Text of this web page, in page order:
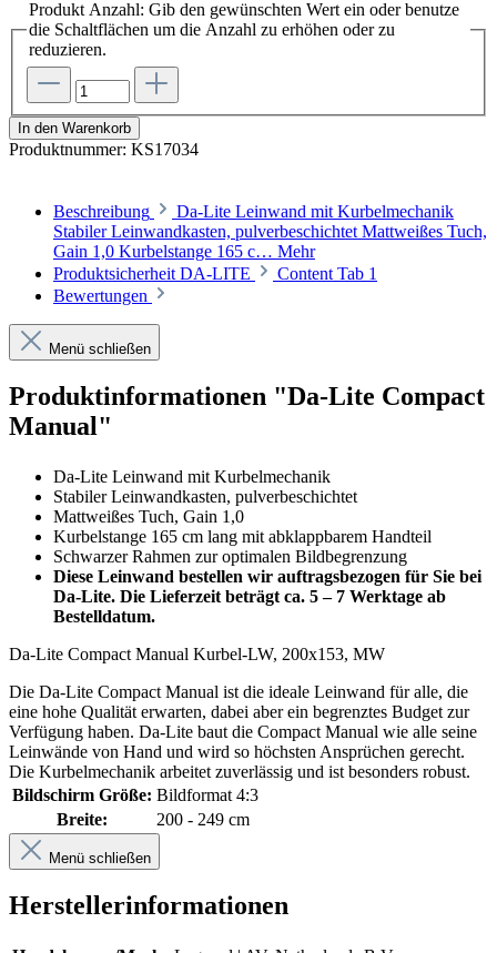
Produkt Anzahl: Gib den gewünschten Wert ein oder benutze
die Schaltflächen um die Anzahl zu erhöhen oder zu
reduzieren.
In den Warenkorb
Produktnummer: KS17034
Beschreibung
Da-Lite Leinwand mit Kurbelmechanik
Stabiler Leinwandkasten, pulverbeschichtet Mattweißes Tuch,
Gain 1,0 Kurbelstange 165 c… Mehr
Produktsicherheit DA-LITE
Content Tab 1
Bewertungen
Menü schließen
Produktinformationen "Da-Lite Compact
Manual"
Da-Lite Leinwand mit Kurbelmechanik
Stabiler Leinwandkasten, pulverbeschichtet
Mattweißes Tuch, Gain 1,0
Kurbelstange 165 cm lang mit abklappbarem Handteil
Schwarzer Rahmen zur optimalen Bildbegrenzung
Diese Leinwand bestellen wir auftragsbezogen für Sie bei
Da-Lite. Die Lieferzeit beträgt ca. 5 – 7 Werktage ab
Bestelldatum.
Da-Lite Compact Manual Kurbel-LW, 200x153, MW
Die Da-Lite Compact Manual ist die ideale Leinwand für alle, die
eine hohe Qualität erwarten, dabei aber ein begrenztes Budget zur
Verfügung haben. Da-Lite baut die Compact Manual wie alle seine
Leinwände von Hand und wird so höchsten Ansprüchen gerecht.
Die Kurbelmechanik arbeitet zuverlässig und ist besonders robust.
Bildschirm Größe: Bildformat 4:3
Breite:
200 - 249 cm
Menü schließen
Herstellerinformationen